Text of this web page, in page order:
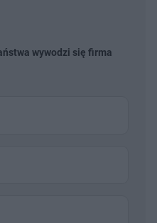
wywodzi się firma